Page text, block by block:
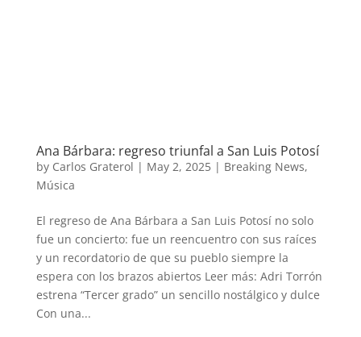
Ana Bárbara: regreso triunfal a San Luis Potosí
by Carlos Graterol | May 2, 2025| Breaking News,
Música
El regreso de Ana Bárbara a San Luis Potosí no solo
fue un concierto: fue un reencuentro con sus raíces
y un recordatorio de que su pueblo siempre la
espera con los brazos abiertos Leer más: Adri Torrón
estrena “Tercer grado” un sencillo nostálgico y dulce
Con una...